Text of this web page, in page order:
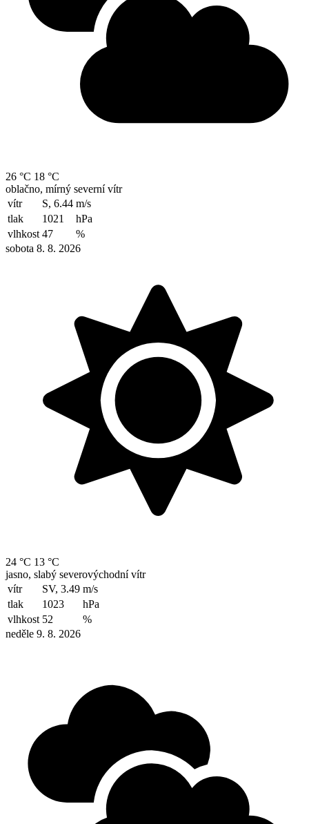
26 °C 18 °C
oblačno, mírný severní vítr
vítr
S, 6.44 m/s
tlak
1021
hPa
vlhkost 47
%
sobota 8. 8. 2026
24 °C 13 °C
jasno, slabý severovýchodní vítr
vítr
SV, 3.49 m/s
tlak
1023
hPa
vlhkost 52
%
neděle 9. 8. 2026